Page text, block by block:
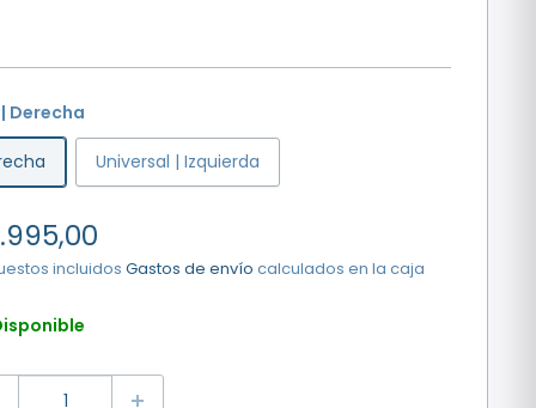
Derecha
Universal | Izquierda
incluidosGastos de envío calculados en la caja